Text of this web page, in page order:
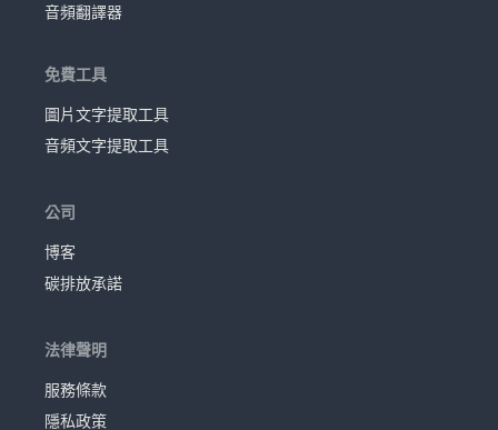
音頻翻譯器
免費工具
圖片文字提取工具
音頻文字提取工具
公司
博客
碳排放承諾
法律聲明
服務條款
隱私政策